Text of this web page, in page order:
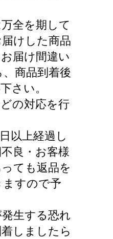
全を期して
けした商品
届け間違い
商品到着後
さい。
の対応を行
以上経過し
良・お客様
ても返品を
すので予
生する恐れ
しましたら